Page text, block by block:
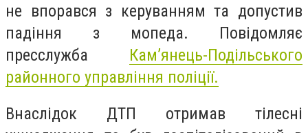
не впорався з керуванням та допустив
падіння з мопеда. Повідомляє
пресслужба Кам’янець-Подільського
районного управління поліції.
Внаслідок ДТП отримав тілесні